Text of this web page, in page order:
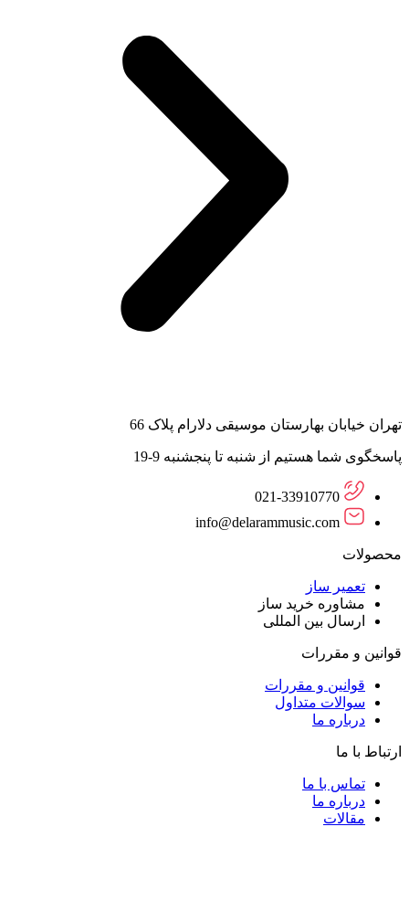
تهران خیابان بهارستان موسیقی دلارام پلاک 66
پاسخگوی شما هستیم از شنبه تا پنجشنبه 9-19
021-33910770
info@delarammusic.com
محصولات
تعمیر ساز
مشاوره خرید ساز
ارسال بین المللی
قوانین و مقررات
قوانین و مقررات
سوالات متداول
درباره ما
ارتباط با ما
تماس با ما
درباره ما
مقالات